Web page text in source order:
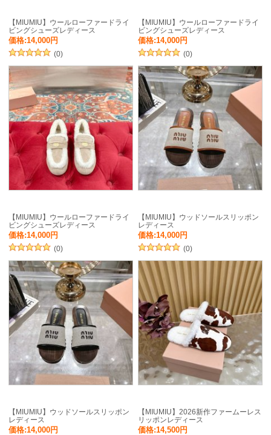
【MIUMIU】ウールローファードライ
ビングシューズレディース
価格:14,000円
(0)
【MIUMIU】ウールローファードライ
ビングシューズレディース
価格:14,000円
(0)
【MIUMIU】ウールローファードライ
ビングシューズレディース
価格:14,000円
(0)
【MIUMIU】ウッドソールスリッポン
レディース
価格:14,000円
(0)
【MIUMIU】ウッドソールスリッポン
レディース
価格:14,000円
【MIUMIU】2026新作ファームーレス
リッポンレディース
価格:14,500円